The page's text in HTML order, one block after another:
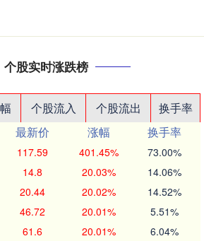
个股实时涨跌榜
个股流入 个股流出
换手率
最新价 涨幅
换手率
117.59 401.45% 73.00%
14.8 20.03% 14.06%
20.44 20.02% 14.52%
46.72 20.01% 5.51%
61.6 20.01% 6.04%